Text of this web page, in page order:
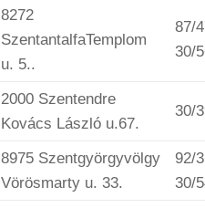
8272
SzentantalfaTemplom
u. 5..
87/
30/
2000 Szentendre
Kovács László u.67.
30/
8975 Szentgyörgyvölgy
Vörösmarty u. 33.
92/
30/